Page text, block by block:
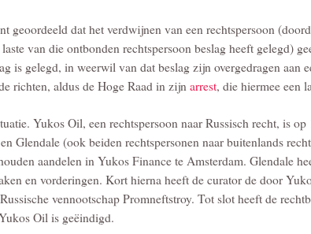
geoordeeld dat het verdwijnen van een rechtspersoon
van die ontbonden rechtspersoon beslag heeft gelegd)
is gelegd, in weerwil van dat beslag zijn overgedragen aan
richten, aldus de Hoge Raad in zijn arrest, die hiermee een
Yukos Oil, een rechtspersoon naar Russisch recht, is
Glendale (ook beiden rechtspersonen naar buitenlands
aandelen in Yukos Finance te Amsterdam. Glendale
en vorderingen. Kort hierna heeft de curator de door
vennootschap Promneftstroy. Tot slot heeft de
Oil is geëindigd.